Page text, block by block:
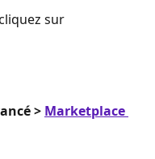
sur
> Marketplace